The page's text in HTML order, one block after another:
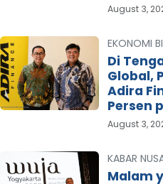
August 3,
EKONOMI
Di
Global,
Adira
Persen
August 3,
KABAR
Malam